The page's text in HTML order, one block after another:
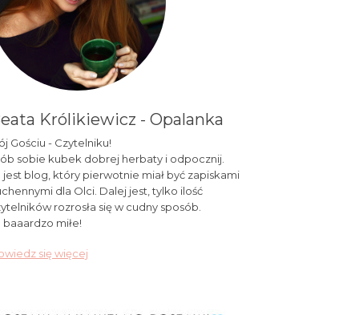
Królikiewicz - Opalanka
Gościu - Czytelniku!
sobie kubek dobrej herbaty i odpocznij.
jest blog, który pierwotnie miał być zapiskami
dla Olci. Dalej jest, tylko ilość
rozrosła się w cudny sposób.
baaardzo miłe!
się więcej